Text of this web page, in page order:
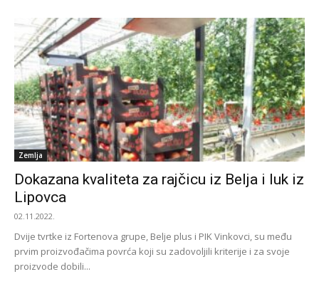
Zemlja
Dokazana kvaliteta za rajčicu iz Belja i luk iz
Lipovca
02.11.2022.
Dvije tvrtke iz Fortenova grupe, Belje plus i PIK Vinkovci, su među
prvim proizvođačima povrća koji su zadovoljili kriterije i za svoje
proizvode dobili...